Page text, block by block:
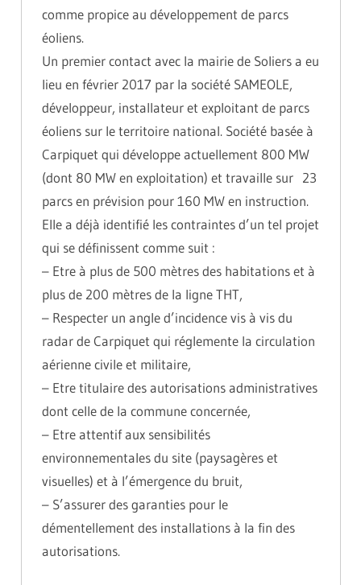
comme propice au développement de parcs
éoliens.
Un premier contact avec la mairie de Soliers a eu
lieu en février 2017 par la société SAMEOLE,
développeur, installateur et exploitant de parcs
éoliens sur le territoire national. Société basée à
Carpiquet qui développe actuellement 800 MW
(dont 80 MW en exploitation) et travaille sur 23
parcs en prévision pour 160 MW en instruction.
Elle a déjà identifié les contraintes d’un tel projet
qui se définissent comme suit :
– Etre à plus de 500 mètres des habitations et à
plus de 200 mètres de la ligne THT,
– Respecter un angle d’incidence vis à vis du
radar de Carpiquet qui réglemente la circulation
aérienne civile et militaire,
– Etre titulaire des autorisations administratives
dont celle de la commune concernée,
– Etre attentif aux sensibilités
environnementales du site (paysagères et
visuelles) et à l’émergence du bruit,
– S’assurer des garanties pour le
démentellement des installations à la fin des
autorisations.